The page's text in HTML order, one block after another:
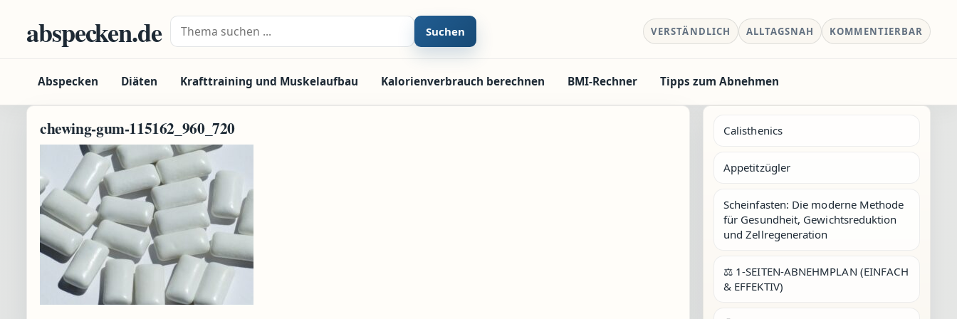
abspecken.de Suche nach: Suchen VERSTÄNDLICH ALLTAGSNAH KOMMENTIERBAR
Abspecken Diäten Krafttraining und Muskelaufbau Kalorienverbrauch berechnen BMI-Rechner Tipps zum Abnehmen
chewing-gum-115162_960_720 Calisthenics
Appetitzügler
Scheinfasten: Die moderne Methode
für Gesundheit, Gewichtsreduktion
und Zellregeneration
⚖️ 1-SEITEN-ABNEHMPLAN (EINFACH
& EFFEKTIV)